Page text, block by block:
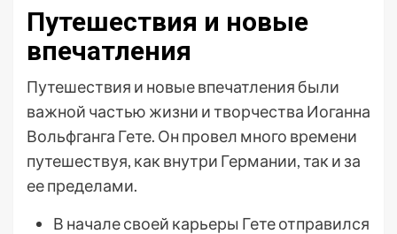
Путешествия и новые
впечатления
Путешествия и новые впечатления были
важной частью жизни и творчества Иоганна
Вольфганга Гете. Он провел много времени
путешествуя, как внутри Германии, так и за
ее пределами.
В начале своей карьеры Гете отправился